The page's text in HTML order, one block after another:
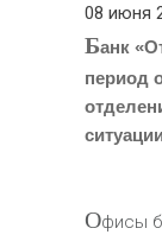
08 июня
Банк
период
Офисы